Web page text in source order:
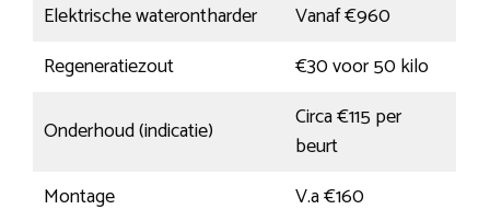
Elektrische waterontharder
Vanaf €960
Regeneratiezout
€30 voor 50 kilo
Onderhoud (indicatie)
Circa €115 per
beurt
Montage
V.a €160